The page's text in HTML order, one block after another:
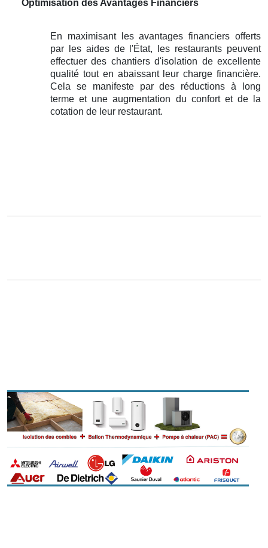
Optimisation des Avantages Financiers
En maximisant les avantages financiers offerts
par les aides de l'État, les restaurants peuvent
effectuer des chantiers d'isolation de excellente
qualité tout en abaissant leur charge financière.
Cela se manifeste par des réductions à long
terme et une augmentation du confort et de la
cotation de leur restaurant.